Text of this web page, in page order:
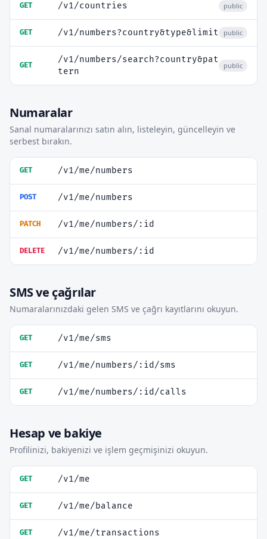
GET /v1/countries public
GET /v1/numbers?country&type&limit public
GET
/v1/numbers/search?country&pat
tern
public
Numaralar
Sanal numaralarınızı satın alın, listeleyin, güncelleyin ve
serbest bırakın.
GET /v1/me/numbers
POST /v1/me/numbers
PATCH /v1/me/numbers/:id
DELETE /v1/me/numbers/:id
SMS ve çağrılar
Numaralarınızdaki gelen SMS ve çağrı kayıtlarını okuyun.
GET /v1/me/sms
GET /v1/me/numbers/:id/sms
GET /v1/me/numbers/:id/calls
Hesap ve bakiye
Profilinizi, bakiyenizi ve işlem geçmişinizi okuyun.
GET /v1/me
GET /v1/me/balance
GET /v1/me/transactions